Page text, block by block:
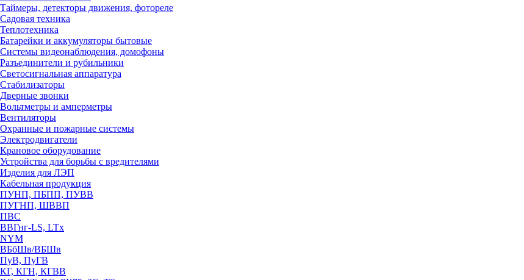
Таймеры, детекторы движения, фотореле
Садовая техника
Теплотехника
Батарейки и аккумуляторы бытовые
Системы видеонаблюдения, домофоны
Разъединители и рубильники
Светосигнальная аппаратура
Стабилизаторы
Дверные звонки
Вольтметры и амперметры
Вентиляторы
Охранные и пожарные системы
Электродвигатели
Крановое оборудование
Устройства для борьбы с вредителями
Изделия для ЛЭП
Кабельная продукция
ПУНП, ПБПП, ПУВВ
ПУГНП, ШВВП
ПВС
ВВГнг-LS, LTx
NYM
ВБбШв/ВБШв
ПуВ, ПуГВ
КГ, КГН, КГВВ